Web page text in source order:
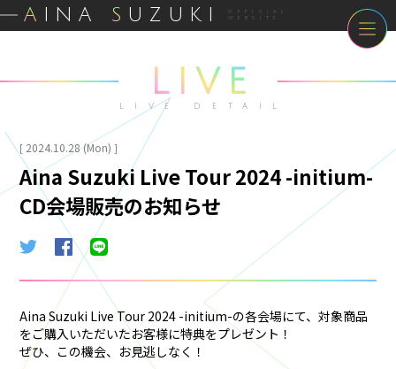
A INA S UZUKI OFFICIAL
WEBSITE
LIVE
LIVE DETAIL
[ 2024.10.28 (Mon) ]
Aina Suzuki Live Tour 2024 -initium-
CD会場販売のお知らせ
Aina Suzuki Live Tour 2024 -initium-の各会場にて、対象商品
をご購入いただいたお客様に特典をプレゼント！
ぜひ、この機会、お見逃しなく！